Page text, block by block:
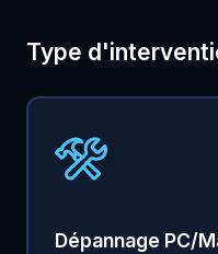
Type
Dépannage PC/